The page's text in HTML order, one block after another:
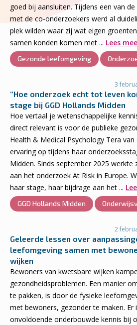
goed bij aansluiten. Tijdens een van
met de co-onderzoekers werd al
plek wilden waar zij wat eigen
samen konden komen met ... Lees
Gezonde leefomgeving
3
“Hoe onderzoek echt tot leven
stage bij GGD Hollands Midden
Hoe vertaal je wetenschappelijke
direct relevant is voor de publieke
Health & Medical Psychology Tera van
ervaring op tijdens haar
Midden. Sinds september 2025 werkte
aan het onderzoek At Risk in Europe.
haar stage, haar bijdrage aan het ...
GGD Hollands Midden
2
Geleerde lessen over
leefomgeving samen met
wijken
Bewoners van kwetsbare wijken
gezondheidsproblemen. Een manier
te pakken, is door de fysieke
met bewoners, gezonder te maken.
onvoldoende onderbouwde kennis bij